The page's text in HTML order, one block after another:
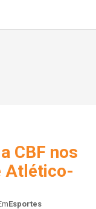
CBF nos
Atlético-
Esportes